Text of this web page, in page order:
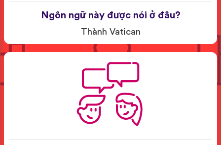
Ngôn ngữ này được nói ở đâu?
Thành Vatican